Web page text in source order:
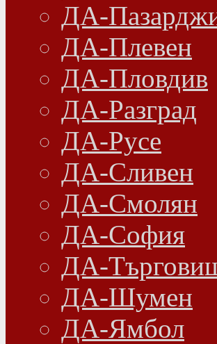
ДА-
ДА-Плевен
ДА-Пловдив
ДА-Разград
ДА-Русе
ДА-Сливен
ДА-Смолян
ДА-София
ДА-
ДА-Шумен
ДА-Ямбол